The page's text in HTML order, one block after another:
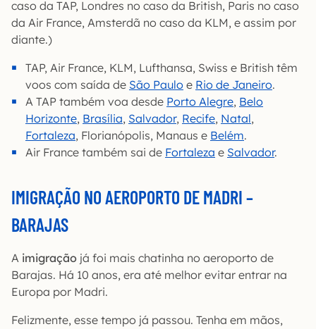
caso da TAP, Londres no caso da British, Paris no caso
da Air France, Amsterdã no caso da KLM, e assim por
diante.)
TAP, Air France, KLM, Lufthansa, Swiss e British têm
voos com saída de São Paulo e Rio de Janeiro.
A TAP também voa desde Porto Alegre, Belo
Horizonte, Brasília, Salvador, Recife, Natal,
Fortaleza, Florianópolis, Manaus e Belém.
Air France também sai de Fortaleza e Salvador.
IMIGRAÇÃO NO AEROPORTO DE MADRI –
BARAJAS
A imigração já foi mais chatinha no aeroporto de
Barajas. Há 10 anos, era até melhor evitar entrar na
Europa por Madri.
Felizmente, esse tempo já passou. Tenha em mãos,